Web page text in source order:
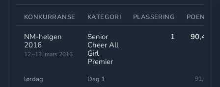
KONKURRANSE KATEGORI PLASSERING POENG
NM-helgen
2016
12.–13. mars 2016
Senior
Cheer All
Girl
Premier
1 90,40
lørdag Dag 1 91,00